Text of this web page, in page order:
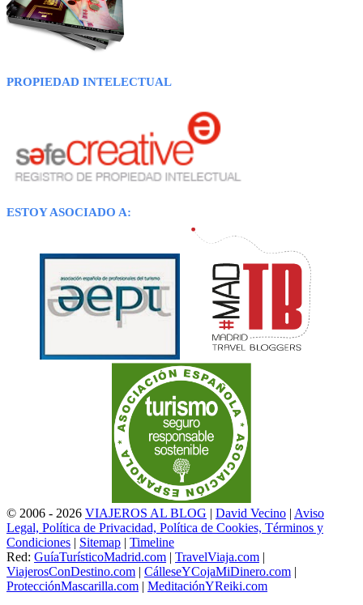
PROPIEDAD INTELECTUAL
ESTOY ASOCIADO A:
© 2006 - 2026 VIAJEROS AL BLOG | David Vecino | Aviso
Legal, Política de Privacidad, Política de Cookies, Términos y
Condiciones | Sitemap | Timeline
Red: GuíaTurísticoMadrid.com | TravelViaja.com |
ViajerosConDestino.com | CálleseYCojaMiDinero.com |
ProtecciónMascarilla.com | MeditaciónYReiki.com